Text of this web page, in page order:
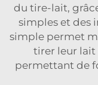
du tire-lait,
simples et des
simple permet
tirer leur lait
permettant de